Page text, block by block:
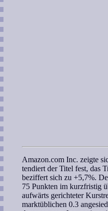
Amazon.com Inc. zeigte
tendiert der Titel fest, das
beziffert sich zu +5,7%.
75 Punkten im kurzfristig
aufwärts gerichteter
marktüblichen 0.3